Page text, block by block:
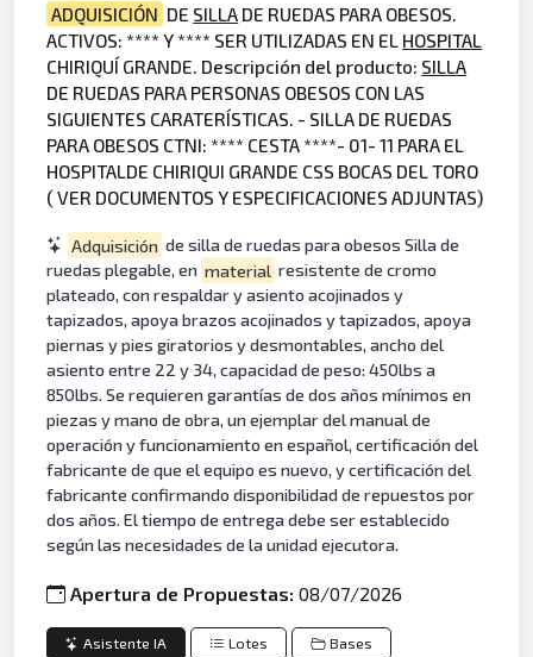
ADQUISICIÓN DE SILLA DE RUEDAS PARA OBESOS.
ACTIVOS: **** Y **** SER UTILIZADAS EN EL HOSPITAL
CHIRIQUÍ GRANDE. Descripción del producto: SILLA
DE RUEDAS PARA PERSONAS OBESOS CON LAS
SIGUIENTES CARATERÍSTICAS. - SILLA DE RUEDAS
PARA OBESOS CTNI: **** CESTA ****- 01- 11 PARA EL
HOSPITALDE CHIRIQUI GRANDE CSS BOCAS DEL TORO
( VER DOCUMENTOS Y ESPECIFICACIONES ADJUNTAS)
Adquisición de silla de ruedas para obesos Silla de
ruedas plegable, en material resistente de cromo
plateado, con respaldar y asiento acojinados y
tapizados, apoya brazos acojinados y tapizados, apoya
piernas y pies giratorios y desmontables, ancho del
asiento entre 22 y 34, capacidad de peso: 450lbs a
850lbs. Se requieren garantías de dos años mínimos en
piezas y mano de obra, un ejemplar del manual de
operación y funcionamiento en español, certificación del
fabricante de que el equipo es nuevo, y certificación del
fabricante confirmando disponibilidad de repuestos por
dos años. El tiempo de entrega debe ser establecido
según las necesidades de la unidad ejecutora.
Apertura de Propuestas:08/07/2026
Asistente IA Lotes Bases